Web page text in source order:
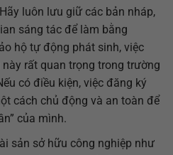
luôn lưu giữ các bản nháp,
sáng tác để làm bằng
hộ tự động phát sinh, việc
rất quan trọng trong trường
có điều kiện, việc đăng ký
cách chủ động và an toàn để
của mình.
sản sở hữu công nghiệp như